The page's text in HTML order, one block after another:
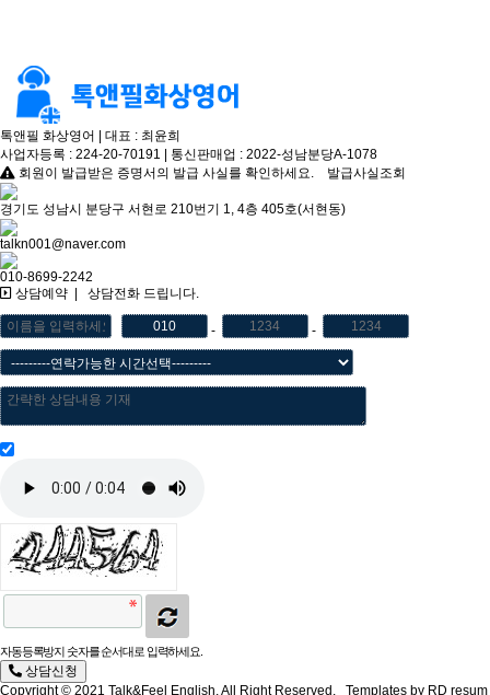
톡앤필 화상영어 | 대표 : 최윤희
사업자등록 : 224-20-70191 | 통신판매업 : 2022-성남분당A-1078
회원이 발급받은 증명서의 발급 사실를 확인하세요.
발급사실조회
경기도 성남시 분당구 서현로 210번기 1, 4층 405호(서현동)
talkn001@naver.com
010-8699-2242
상담예약
상담전화 드립니다.
- -
자동등록방지 숫자를 순서대로 입력하세요.
상담신청
Copyright © 2021 Talk&Feel English, All Right Reserved. Templates by RD resum